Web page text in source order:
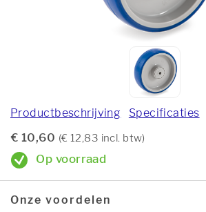
Productbeschrijving Specificaties
€ 10,60 (€ 12,83 incl. btw)
Op voorraad
Onze voordelen